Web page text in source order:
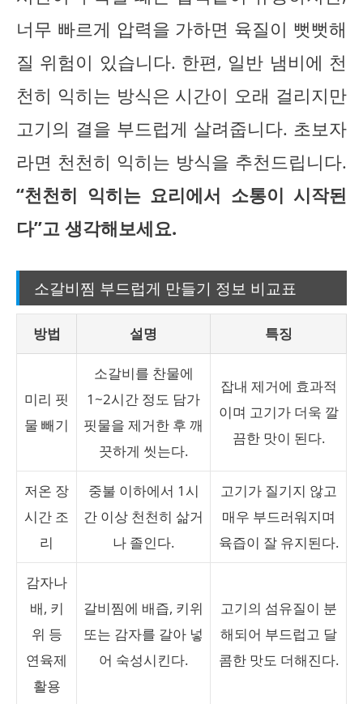
너무 빠르게 압력을 가하면 육질이 뻣뻣해
질 위험이 있습니다. 한편, 일반 냄비에 천
천히 익히는 방식은 시간이 오래 걸리지만
고기의 결을 부드럽게 살려줍니다. 초보자
라면 천천히 익히는 방식을 추천드립니다.
“천천히 익히는 요리에서 소통이 시작된
다”고 생각해보세요.
소갈비찜 부드럽게 만들기 정보 비교표
방법 설명 특징
미리 핏
물 빼기
소갈비를 찬물에
1~2시간 정도 담가
핏물을 제거한 후 깨
끗하게 씻는다.
잡내 제거에 효과적
이며 고기가 더욱 깔
끔한 맛이 된다.
저온 장
시간 조
리
중불 이하에서 1시
간 이상 천천히 삶거
나 졸인다.
고기가 질기지 않고
매우 부드러워지며
육즙이 잘 유지된다.
감자나
배, 키
위 등
연육제
활용
갈비찜에 배즙, 키위
또는 감자를 갈아 넣
어 숙성시킨다.
고기의 섬유질이 분
해되어 부드럽고 달
콤한 맛도 더해진다.